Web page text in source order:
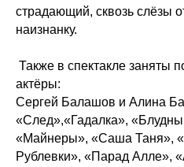
страдающий, сквозь слёзы
наизнанку.
Также в спектакле заняты
актёры:
Сергей Балашов и Алина
«След»,«Гадалка»,
«Майнеры», «Саша Таня»,
Рублевки», «Парад Алле»,